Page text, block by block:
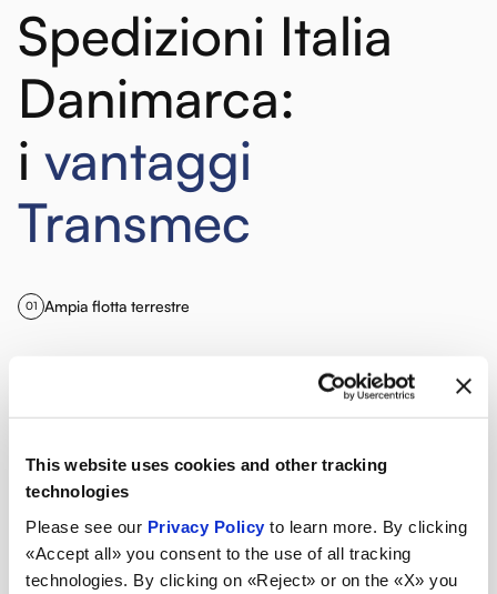
This website uses cookies and other tracking
technologies
Please see our Privacy Policy to learn more. By clicking
«Accept all» you consent to the use of all tracking
technologies. By clicking on «Reject» or on the «X» you
Spedizioni Italia
Danimarca:
i vantaggi
Transmec
01 Ampia flotta terrestre
Operazioni doganali